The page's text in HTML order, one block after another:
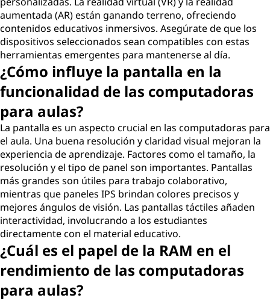
aumentada (AR) están ganando terreno, ofreciendo
contenidos educativos inmersivos. Asegúrate de que los
dispositivos seleccionados sean compatibles con estas
herramientas emergentes para mantenerse al día.
¿Cómo influye la pantalla en la
funcionalidad de las computadoras
para aulas?
La pantalla es un aspecto crucial en las computadoras para
el aula. Una buena resolución y claridad visual mejoran la
experiencia de aprendizaje. Factores como el tamaño, la
resolución y el tipo de panel son importantes. Pantallas
más grandes son útiles para trabajo colaborativo,
mientras que paneles IPS brindan colores precisos y
mejores ángulos de visión. Las pantallas táctiles añaden
interactividad, involucrando a los estudiantes
directamente con el material educativo.
¿Cuál es el papel de la RAM en el
rendimiento de las computadoras
para aulas?